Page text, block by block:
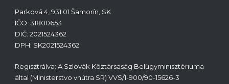
Parková 4, 931 01 Šamorín, SK
IČO: 31800653
DIČ: 2021524362
DPH: SK2021524362
Regisztrálva: A Szlovák Köztársaság Belügyminisztériuma
által (Ministerstvo vnútra SR) VVS/1-900/90-15626-3